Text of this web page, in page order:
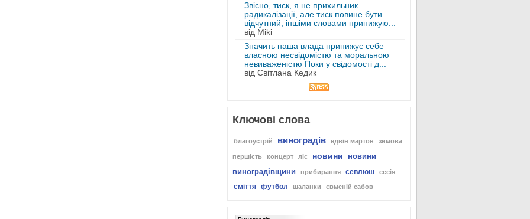
Звісно, тиск, я не прихильник
радикалізації, але тиск повине бути
відчутний, іншіми словами принижую...
від Miki
Значить наша влада принижує себе
власною несвідомістю та моральною
невиваженістю Поки у свідомості д...
від Світлана Кедик
Ключові слова
благоустрій виноградів едвін мартон зимова
першість концерт ліс новини
новини
виноградівщини
прибирання севлюш сесія
сміття футбол шаланки євменій сабов